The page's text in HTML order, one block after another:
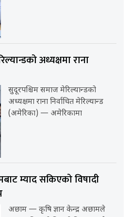
अध्यक्षमा राना
सुदूरपश्चिम समाज मेरिल्यान्डको
अध्यक्षमा राना निर्वाचित मेरिल्यान्ड
(अमेरिका) — अमेरिकामा
म्याद सकिएको विषादी
अछाम — कृषि ज्ञान केन्द्र अछामले